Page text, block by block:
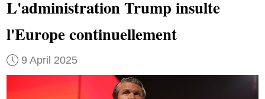
L'administration Trump insulte
l'Europe continuellement
9 April 2025